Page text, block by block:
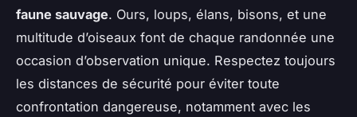
faune sauvage. Ours, loups, élans, bisons, et une
multitude d’oiseaux font de chaque randonnée une
occasion d’observation unique. Respectez toujours
les distances de sécurité pour éviter toute
confrontation dangereuse, notamment avec les